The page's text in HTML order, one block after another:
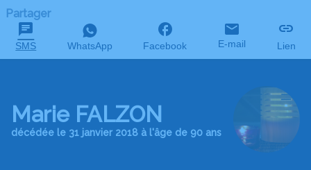
Partager
SMS WhatsApp Facebook E-mail Lien
Marie FALZON
décédée le 31 janvier 2018 à l'âge de 90 ans